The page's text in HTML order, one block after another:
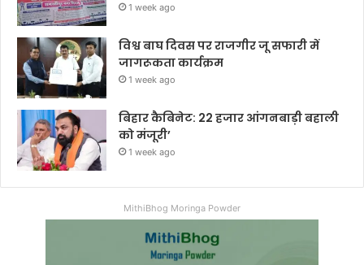
1 week ago
विश्व बाघ दिवस पर राजगीर जू सफारी में
जागरूकता कार्यक्रम
1 week ago
बिहार कैबिनेट: 22 हजार आंगनबाड़ी बहाली
को मंजूरी’
1 week ago
MithiBhog Moringa Powder